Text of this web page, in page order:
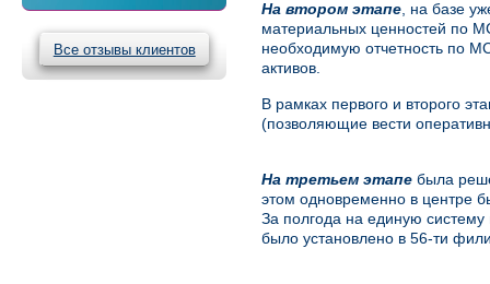
Все отзывы клиентов
На втором этапе, на базе
материальных ценностей по
необходимую отчетность по
активов.
В рамках первого и второго
(позволяющие вести
На третьем этапебыла
этом одновременно в центре
За полгода на единую
было установлено в 56-ти